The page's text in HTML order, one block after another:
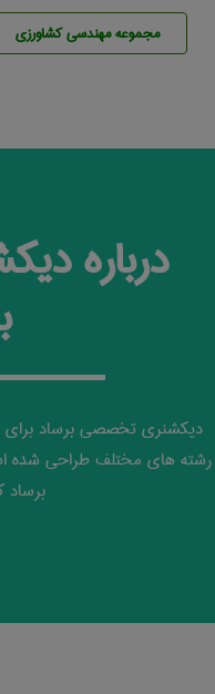
مجموعه مهندسی كشاورزی
درباره
دیکشنری تخصصی برساد برای
رشته های مختلف طراحی شده
برساد